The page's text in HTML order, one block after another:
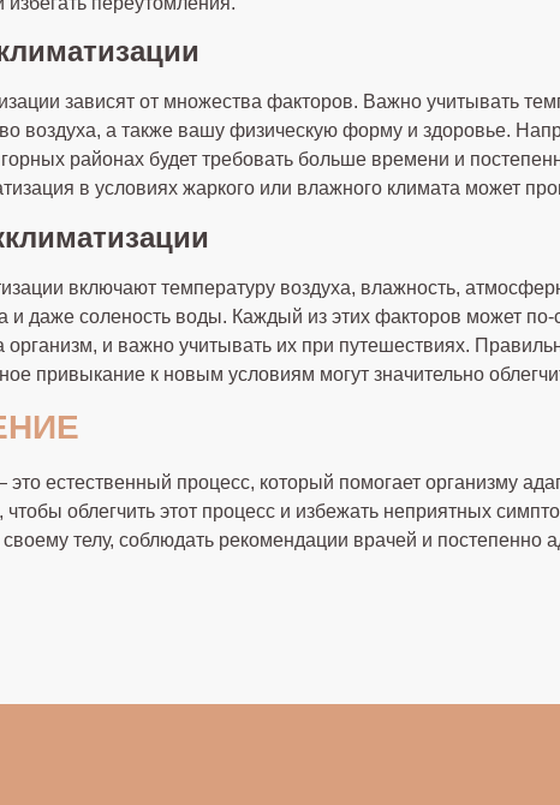
зависят от множества факторов. Важно учитывать
воздуха, а также вашу физическую форму и здоровье.
районах будет требовать больше времени и
в условиях жаркого или влажного климата может
включают температуру воздуха, влажность,
и даже соленость воды. Каждый из этих факторов может по-
организм, и важно учитывать их при путешествиях.
привыкание к новым условиям могут значительно
естественный процесс, который помогает организму
облегчить этот процесс и избежать неприятных
телу, соблюдать рекомендации врачей и постепенно